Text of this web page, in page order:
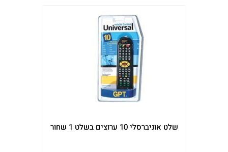
שלט אוניברסלי 10 ערוצים בשלט 1 שחור